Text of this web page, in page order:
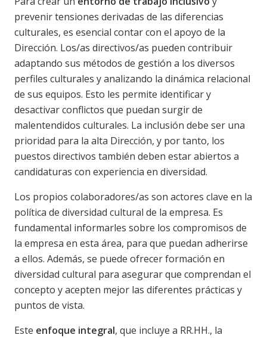
prevenir tensiones derivadas de las diferencias
culturales, es esencial contar con el apoyo de la
Dirección. Los/as directivos/as pueden contribuir
adaptando sus métodos de gestión a los diversos
perfiles culturales y analizando la dinámica relacional
de sus equipos. Esto les permite identificar y
desactivar conflictos que puedan surgir de
malentendidos culturales. La inclusión debe ser una
prioridad para la alta Dirección, y por tanto, los
puestos directivos también deben estar abiertos a
candidaturas con experiencia en diversidad.
Los propios colaboradores/as son actores clave en la
política de diversidad cultural de la empresa. Es
fundamental informarles sobre los compromisos de
la empresa en esta área, para que puedan adherirse
a ellos. Además, se puede ofrecer formación en
diversidad cultural para asegurar que comprendan el
concepto y acepten mejor las diferentes prácticas y
puntos de vista.
Este enfoque integral, que incluye a RR.HH., la